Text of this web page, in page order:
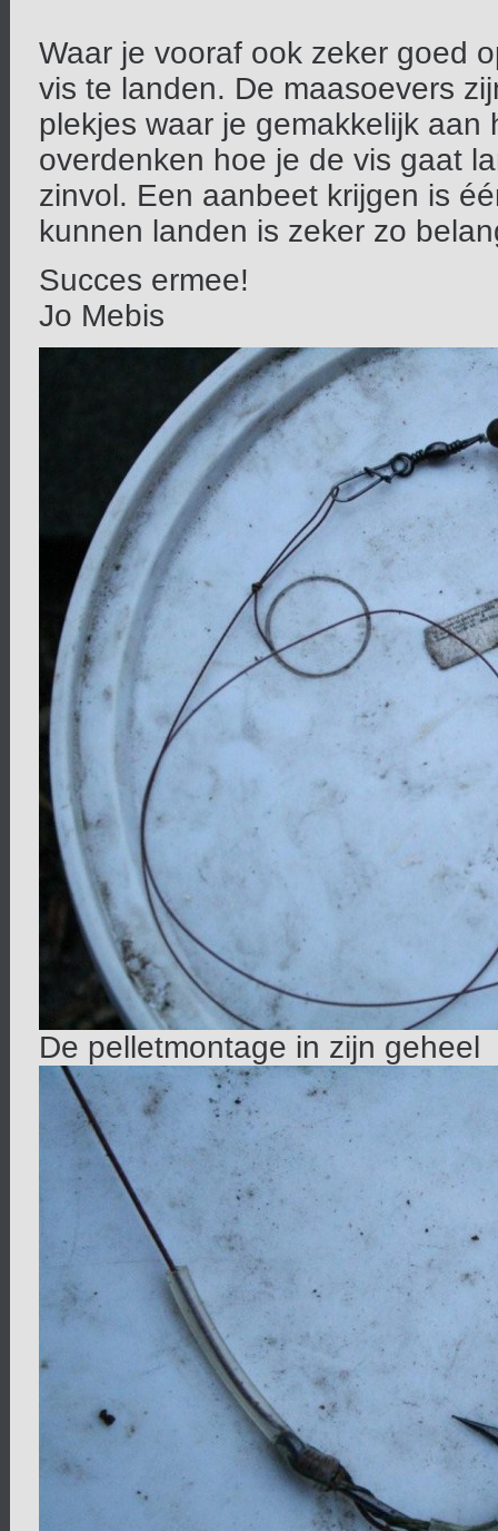
Waar je vooraf ook zeker goed
vis te landen. De maasoevers
plekjes waar je gemakkelijk
overdenken hoe je de vis gaat
zinvol. Een aanbeet krijgen is
kunnen landen is zeker zo
Succes ermee!
Jo Mebis
De pelletmontage in zijn geheel